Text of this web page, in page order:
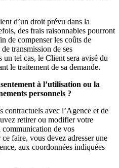
d’un droit prévu dans la
des frais raisonnables pourront
de compenser les coûts de
transmission de ses
un tel cas, le Client sera avisé du
le traitement de sa demande.
à l’utilisation ou la
personnels ?
contractuels avec l’Agence et de
retirer ou modifier votre
communication de vos
faire, vous devez adresser une
aux coordonnées indiquées